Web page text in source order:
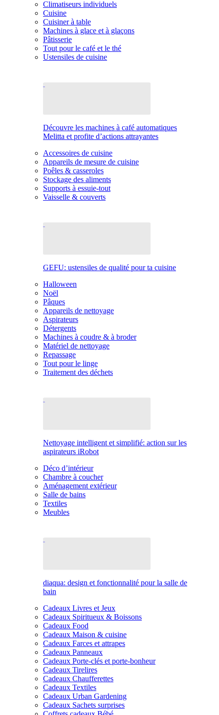
Climatiseurs individuels
Cuisine
Cuisiner à table
Machines à glace et à glaçons
Pâtisserie
Tout pour le café et le thé
Ustensiles de cuisine
Découvre les machines à café automatiques
Melitta et profite d’actions attrayantes
Accessoires de cuisine
Appareils de mesure de cuisine
Poêles & casseroles
Stockage des aliments
Supports à essuie-tout
Vaisselle & couverts
GEFU: ustensiles de qualité pour ta cuisine
Halloween
Noël
Pâques
Appareils de nettoyage
Aspirateurs
Détergents
Machines à coudre & à broder
Matériel de nettoyage
Repassage
Tout pour le linge
Traitement des déchets
Nettoyage intelligent et simplifié: action sur les
aspirateurs iRobot
Déco d’intérieur
Chambre à coucher
Aménagement extérieur
Salle de bains
Textiles
Meubles
diaqua: design et fonctionnalité pour la salle de
bain
Cadeaux Livres et Jeux
Cadeaux Spiritueux & Boissons
Cadeaux Food
Cadeaux Maison & cuisine
Cadeaux Farces et attrapes
Cadeaux Panneaux
Cadeaux Porte-clés et porte-bonheur
Cadeaux Tirelires
Cadeaux Chaufferettes
Cadeaux Textiles
Cadeaux Urban Gardening
Cadeaux Sachets surprises